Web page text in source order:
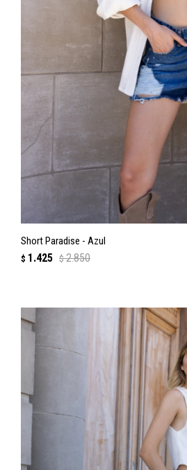
Short Paradise - Azul
$ 1.425 $ 2.850